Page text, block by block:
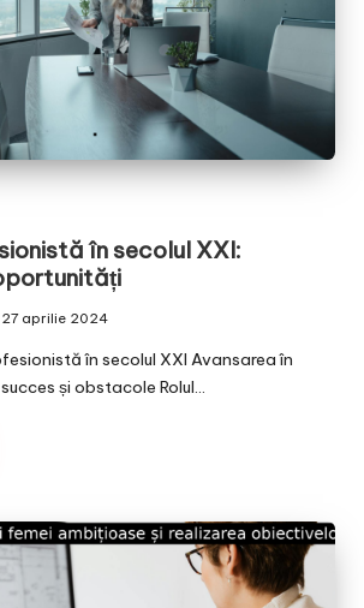
în secolul XXI:
27 aprilie 2024
în secolul XXI Avansarea în
și obstacole Rolul…